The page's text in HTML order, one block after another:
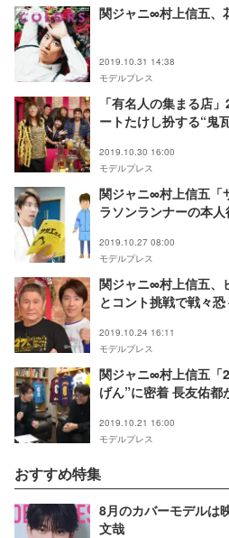
関ジャニ∞村上信五、
2019.10.31 14:38
モデルプレス
「有名人の集まる店
ートたけし扮する“鬼
2019.10.30 16:00
モデルプレス
関ジャニ∞村上信五「
ラソンランナーの本
2019.10.27 08:00
モデルプレス
関ジャニ∞村上信五、
とコント挑戦で戦々
2019.10.24 16:11
モデルプレス
関ジャニ∞村上信五「
げん”に密着 長友佑都
2019.10.21 16:00
モデルプレス
おすすめ特集
8月のカバーモデルは
文哉